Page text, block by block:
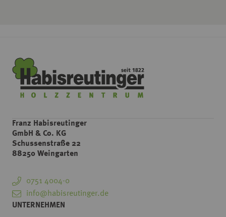
Franz Habisreutinger
GmbH & Co. KG
Schussenstraße 22
88250 Weingarten
0751 4004-0
info@habisreutinger.de
UNTERNEHMEN